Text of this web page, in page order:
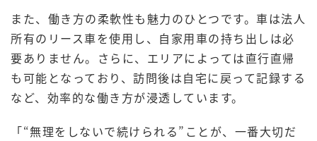
また、働き方の柔軟性も魅力のひとつです。車は法人
所有のリース車を使用し、自家用車の持ち出しは必
要ありません。さらに、エリアによっては直行直帰
も可能となっており、訪問後は自宅に戻って記録する
など、効率的な働き方が浸透しています。
「“無理をしないで続けられる”ことが、一番大切だ